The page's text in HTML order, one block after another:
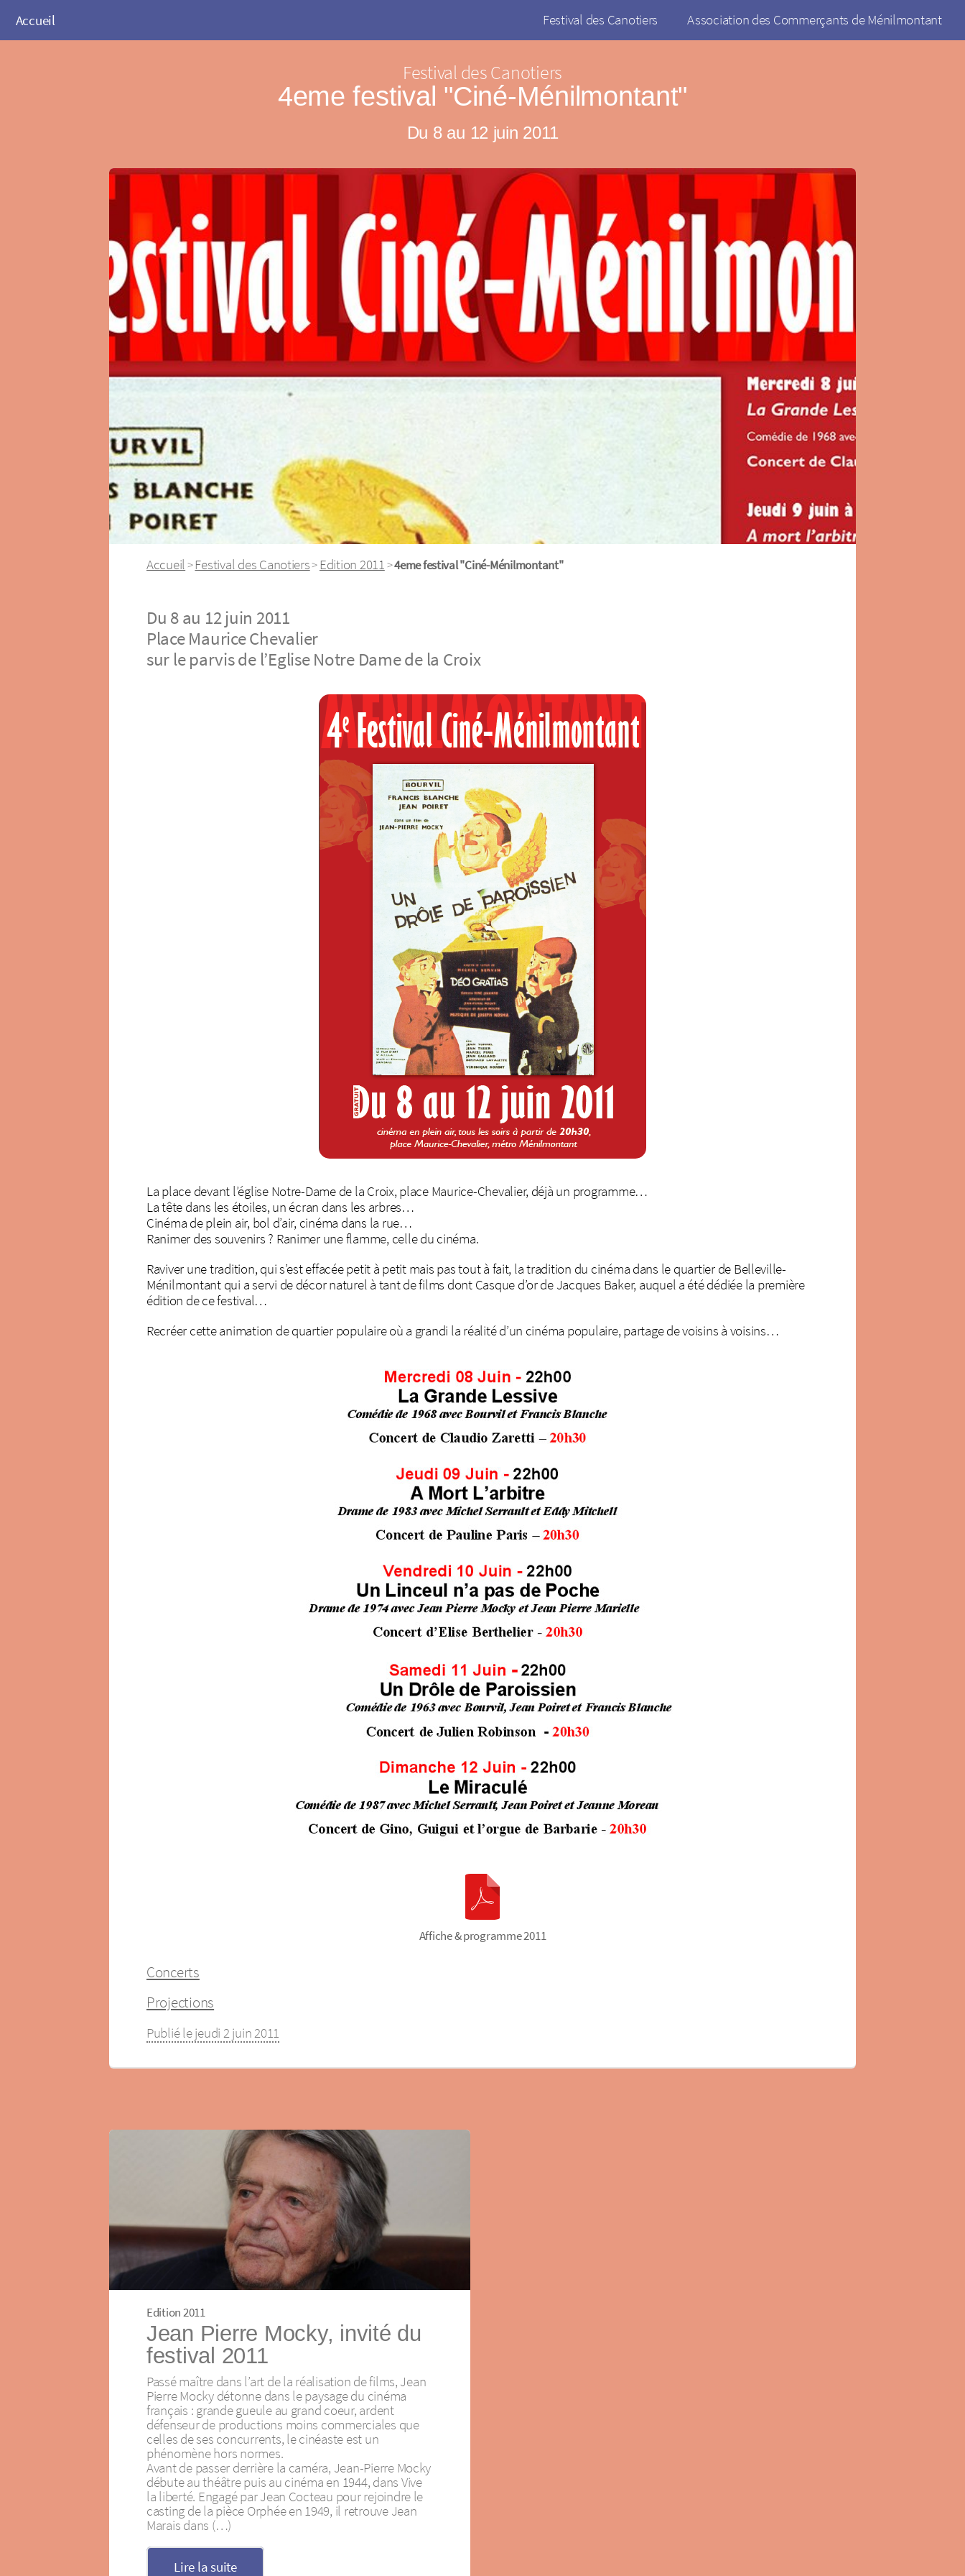
Accueil Festival des Canotiers Association des Commerçants de Ménilmontant
Festival des Canotiers
4eme festival "Ciné-Ménilmontant"
Du 8 au 12 juin 2011
Accueil >Festival des Canotiers>Edition 2011 >4eme festival "Ciné-Ménilmontant"
Du 8 au 12 juin 2011
Place Maurice Chevalier
sur le parvis de l’Eglise Notre Dame de la Croix
La place devant l’église Notre-Dame de la Croix, place Maurice-Chevalier, déjà un programme…
La tête dans les étoiles, un écran dans les arbres…
Cinéma de plein air, bol d’air, cinéma dans la rue…
Ranimer des souvenirs ? Ranimer une flamme, celle du cinéma.
Raviver une tradition, qui s’est effacée petit à petit mais pas tout à fait, la tradition du cinéma dans le quartier de Belleville-
Ménilmontant qui a servi de décor naturel à tant de films dont Casque d’or de Jacques Baker, auquel a été dédiée la première
édition de ce festival…
Recréer cette animation de quartier populaire où a grandi la réalité d’un cinéma populaire, partage de voisins à voisins…
Affiche & programme 2011
Concerts
Projections
Publié le jeudi 2 juin 2011
Edition 2011
Jean Pierre Mocky, invité du
festival 2011
Passé maître dans l’art de la réalisation de films, Jean
Pierre Mocky détonne dans le paysage du cinéma
français : grande gueule au grand coeur, ardent
défenseur de productions moins commerciales que
celles de ses concurrents, le cinéaste est un
phénomène hors normes.
Avant de passer derrière la caméra, Jean-Pierre Mocky
débute au théâtre puis au cinéma en 1944, dans Vive
la liberté. Engagé par Jean Cocteau pour rejoindre le
casting de la pièce Orphée en 1949, il retrouve Jean
Marais dans (…)
Lire la suite